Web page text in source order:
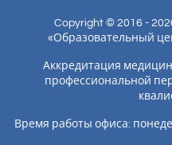
Copyright © 2016 -
«Образовательный
Аккредитация
профессиональной
Время работы офиса: